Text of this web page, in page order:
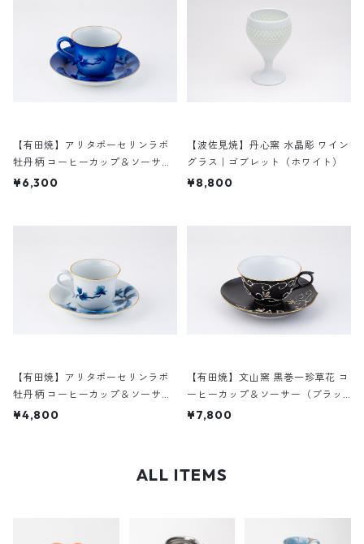
【有田焼】アリタポーセリンラボ
牡丹柄 コーヒーカップ＆ソーサー
（ブルー）
¥6,300
【波佐見焼】丹心窯 水晶彫 ワイン
グラス｜ゴブレット（ホワイト）
¥8,800
【有田焼】アリタポーセリンラボ
牡丹柄 コーヒーカップ＆ソーサー
（ホワイト）
¥4,800
【有田焼】文山窯 黒巻一珍草花 コ
ーヒーカップ＆ソーサー（ブラッ
ク）
¥7,800
ALL ITEMS